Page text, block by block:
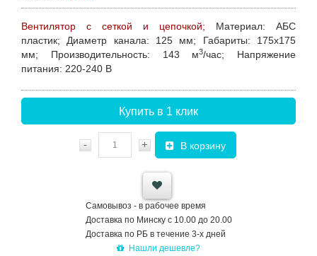
Вентилятор с сеткой и цепочкой; Материал:
АБС
пластик; Диаметр канала: 125 мм; Габариты: 175х175
мм; Производительность: 143 м3/час; Напряжение
питания: 220-240 В
Купить в 1 клик
- + В корзину
Самовывоз - в рабочее время
Доставка по Минску с 10.00 до 20.00
Доставка по РБ в течение 3-х дней
Нашли дешевле?